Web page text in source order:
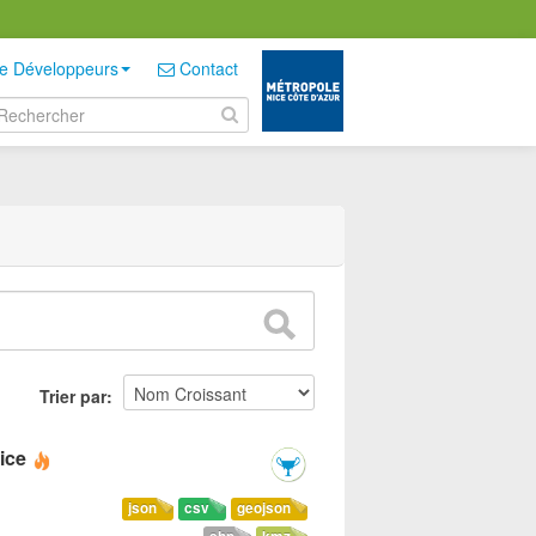
Développeurs Contact
Trier par
geojson
csv
json